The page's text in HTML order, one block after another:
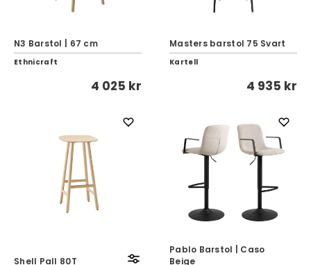
N3 Barstol | 67 cm
Ethnicraft
4 025 kr
Masters barstol 75 Svart
Kartell
4 935 kr
Shell Pall 80T
Pablo Barstol | Caso
Beige